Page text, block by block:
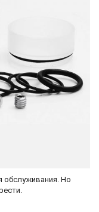
обслуживания. Но